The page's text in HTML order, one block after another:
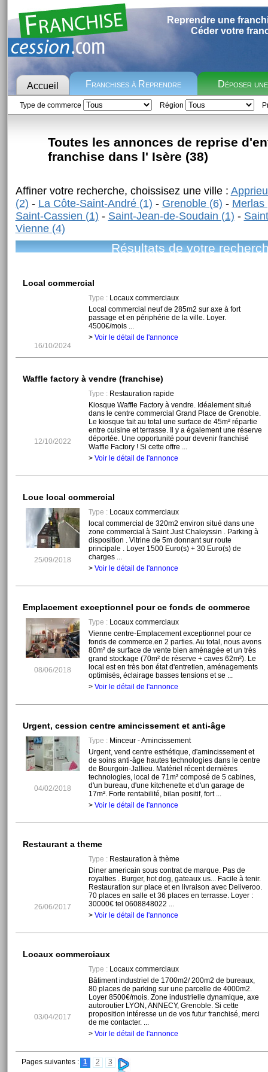
Reprendre une
Céder votre
Accueil Franchises à Reprendre Déposer
Type de commerce Région
Toutes les annonces de reprise
franchise dans l' Isère (38)
Affiner votre recherche, choissisez une ville :
(2) - La Côte-Saint-André (1) - Grenoble (6) - Merlas
Saint-Cassien (1) - Saint-Jean-de-Soudain (1) -
Vienne (4)
Résultats de votre
Local commercial
16/10/2024
Type :Locaux commerciaux
Local commercial neuf de 285m2 sur axe à fort
passage et en périphérie de la ville. Loyer.
4500€/mois ...
> Voir le détail de l'annonce
Waffle factory à vendre (franchise)
12/10/2022
Type :Restauration rapide
Kiosque Waffle Factory à vendre. Idéalement situé
dans le centre commercial Grand Place de Grenoble.
Le kiosque fait au total une surface de 45m² répartie
entre cuisine et terrasse. Il y a également une réserve
déportée. Une opportunité pour devenir franchisé
Waffle Factory ! Si cette offre ...
> Voir le détail de l'annonce
Loue local commercial
25/09/2018
Type :Locaux commerciaux
local commercial de 320m2 environ situé dans une
zone commercial à Saint Just Chaleyssin . Parking à
disposition . Vitrine de 5m donnant sur route
principale . Loyer 1500 Euro(s) + 30 Euro(s) de
charges ...
> Voir le détail de l'annonce
Emplacement exceptionnel pour ce fonds de commerce
08/06/2018
Type :Locaux commerciaux
Vienne centre-Emplacement exceptionnel pour ce
fonds de commerce.en 2 parties. Au total, nous avons
80m² de surface de vente bien aménagée et un très
grand stockage (70m² de réserve + caves 62m²). Le
local est en très bon état d'entretien, aménagements
optimisés, éclairage basses tensions et se ...
> Voir le détail de l'annonce
Urgent, cession centre amincissement et anti-âge
04/02/2018
Type :Minceur - Amincissement
Urgent, vend centre esthétique, d'amincissement et
de soins anti-âge hautes technologies dans le centre
de Bourgoin-Jallieu. Matériel récent dernières
technologies, local de 71m² composé de 5 cabines,
d'un bureau, d'une kitchenette et d'un garage de
17m². Forte rentabilité, bilan positif, fort ...
> Voir le détail de l'annonce
Restaurant a theme
26/06/2017
Type :Restauration à thème
Diner americain sous contrat de marque. Pas de
royalties . Burger, hot dog, gateaux us... Facile à tenir.
Restauration sur place et en livraison avec Deliveroo.
70 places en salle et 36 places en terrasse. Loyer :
30000€ tel 0608848022 ...
> Voir le détail de l'annonce
Locaux commerciaux
03/04/2017
Type :Locaux commerciaux
Bâtiment industriel de 1700m2/ 200m2 de bureaux,
80 places de parking sur une parcelle de 4000m2.
Loyer 8500€/mois. Zone industrielle dynamique, axe
autoroutier LYON, ANNECY, Grenoble. Si cette
proposition intéresse un de vos futur franchisé, merci
de me contacter. ...
> Voir le détail de l'annonce
Pages suivantes : 1 2 3